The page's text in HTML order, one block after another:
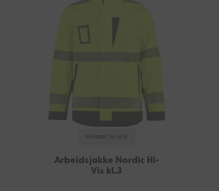
Arbeidsjakke Nordic Hi-
Vis kl.3